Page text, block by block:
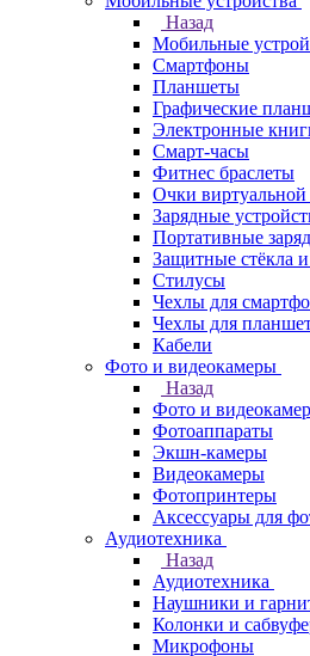
Назад
Мобильные
Смартфоны
Планшеты
Графические
Электронные
Смарт-часы
Фитнес браслеты
Очки виртуальной
Зарядные
Портативные
Защитные стёкла
Стилусы
Чехлы для
Чехлы для
Кабели
Фото и видеокамеры
Назад
Фото и
Фотоаппараты
Экшн-камеры
Видеокамеры
Фотопринтеры
Аксессуары для
Аудиотехника
Назад
Аудиотехника
Наушники и
Колонки и
Микрофоны